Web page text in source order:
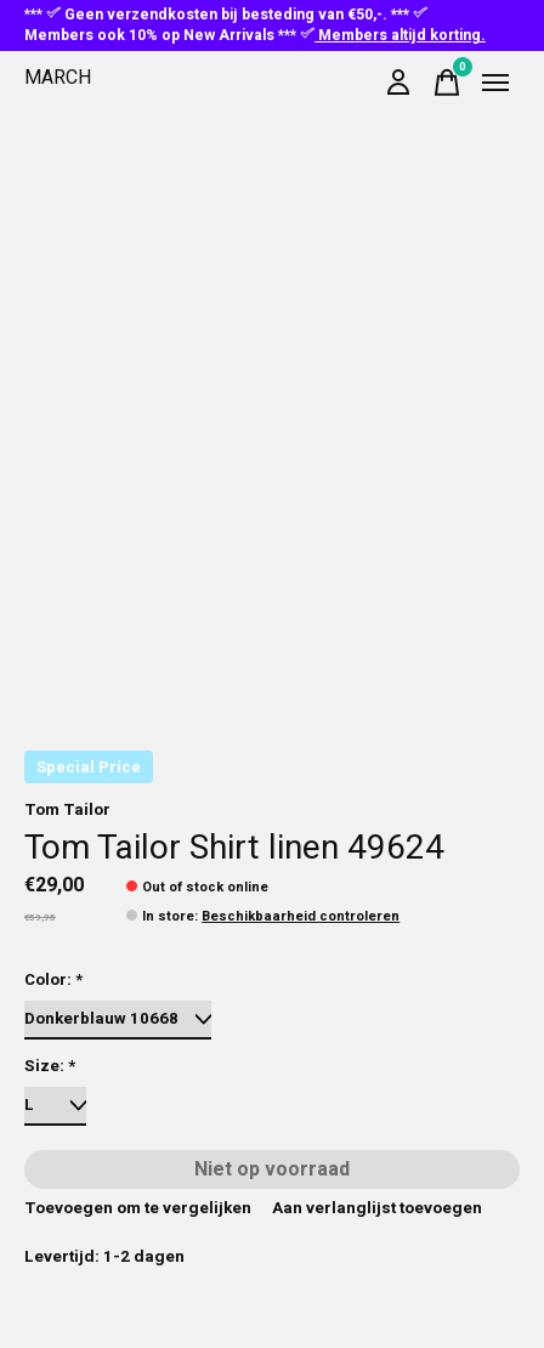
***
Geen verzendkosten bij besteding van €50,-. ***
Members ook 10% op New Arrivals ***
Members altijd korting.
MARCH 0items
Special Price
Tom Tailor
Tom Tailor Shirt linen 49624
€29,00
€59,95
Out of stock online
In store: Beschikbaarheid controleren
Color: *
Size: *
Niet op voorraad
Toevoegen om te vergelijken
Aan verlanglijst toevoegen
Levertijd: 1-2 dagen